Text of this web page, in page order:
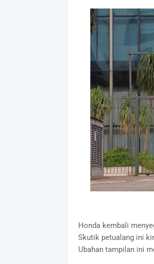
Honda kembali
Skutik petualang ini
Ubahan tampilan ini